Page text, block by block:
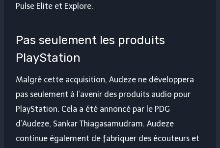
Pulse Elite et Explore.
Pas seulement les produits
PlayStation
Malgré cette acquisition, Audeze ne développera
pas seulement à l’avenir des produits audio pour
PlayStation. Cela a été annoncé par le PDG
d’Audeze, Sankar Thiagasamudram. Audeze
continue également de fabriquer des écouteurs et